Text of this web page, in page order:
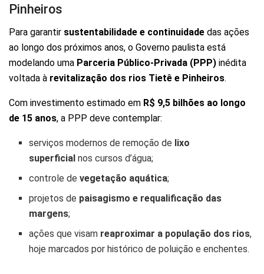
Pinheiros
Para garantir sustentabilidade e continuidade das ações
ao longo dos próximos anos, o Governo paulista está
modelando uma Parceria Público-Privada (PPP) inédita
voltada à revitalização dos rios Tietê e Pinheiros.
Com investimento estimado em R$ 9,5 bilhões ao longo
de 15 anos, a PPP deve contemplar:
serviços modernos de remoção de lixo
superficial nos cursos d’água;
controle devegetação aquática;
projetos de paisagismo e requalificação das
margens;
ações que visam reaproximar a população dos rios,
hoje marcados por histórico de poluição e enchentes.